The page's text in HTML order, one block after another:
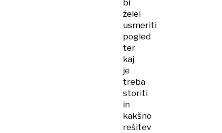
bi
želel
usmeriti
pogled
ter
kaj
je
treba
storiti
in
kakšno
rešitev